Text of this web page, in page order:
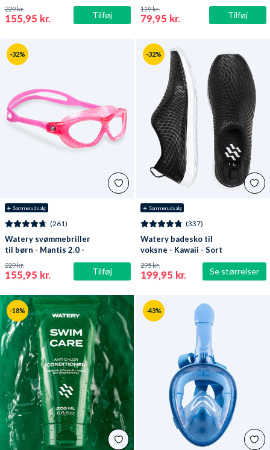
Tilføj
Atlantic Blå/klar
155,95 kr.
229 kr.
Tilføj
Sort
79,95 kr.
119 kr.
-32%
☀️ Sommerudsalg
Tilføj
(261)
Watery svømmebriller
til børn - Mantis 2.0 -
Atlantic Pink/klar
155,95 kr.
229 kr.
-32%
☀️ Sommerudsalg
Se størrelser
(337)
Watery badesko til
voksne - Kawaii - Sort
199,95 kr.
295 kr.
-18% -43%